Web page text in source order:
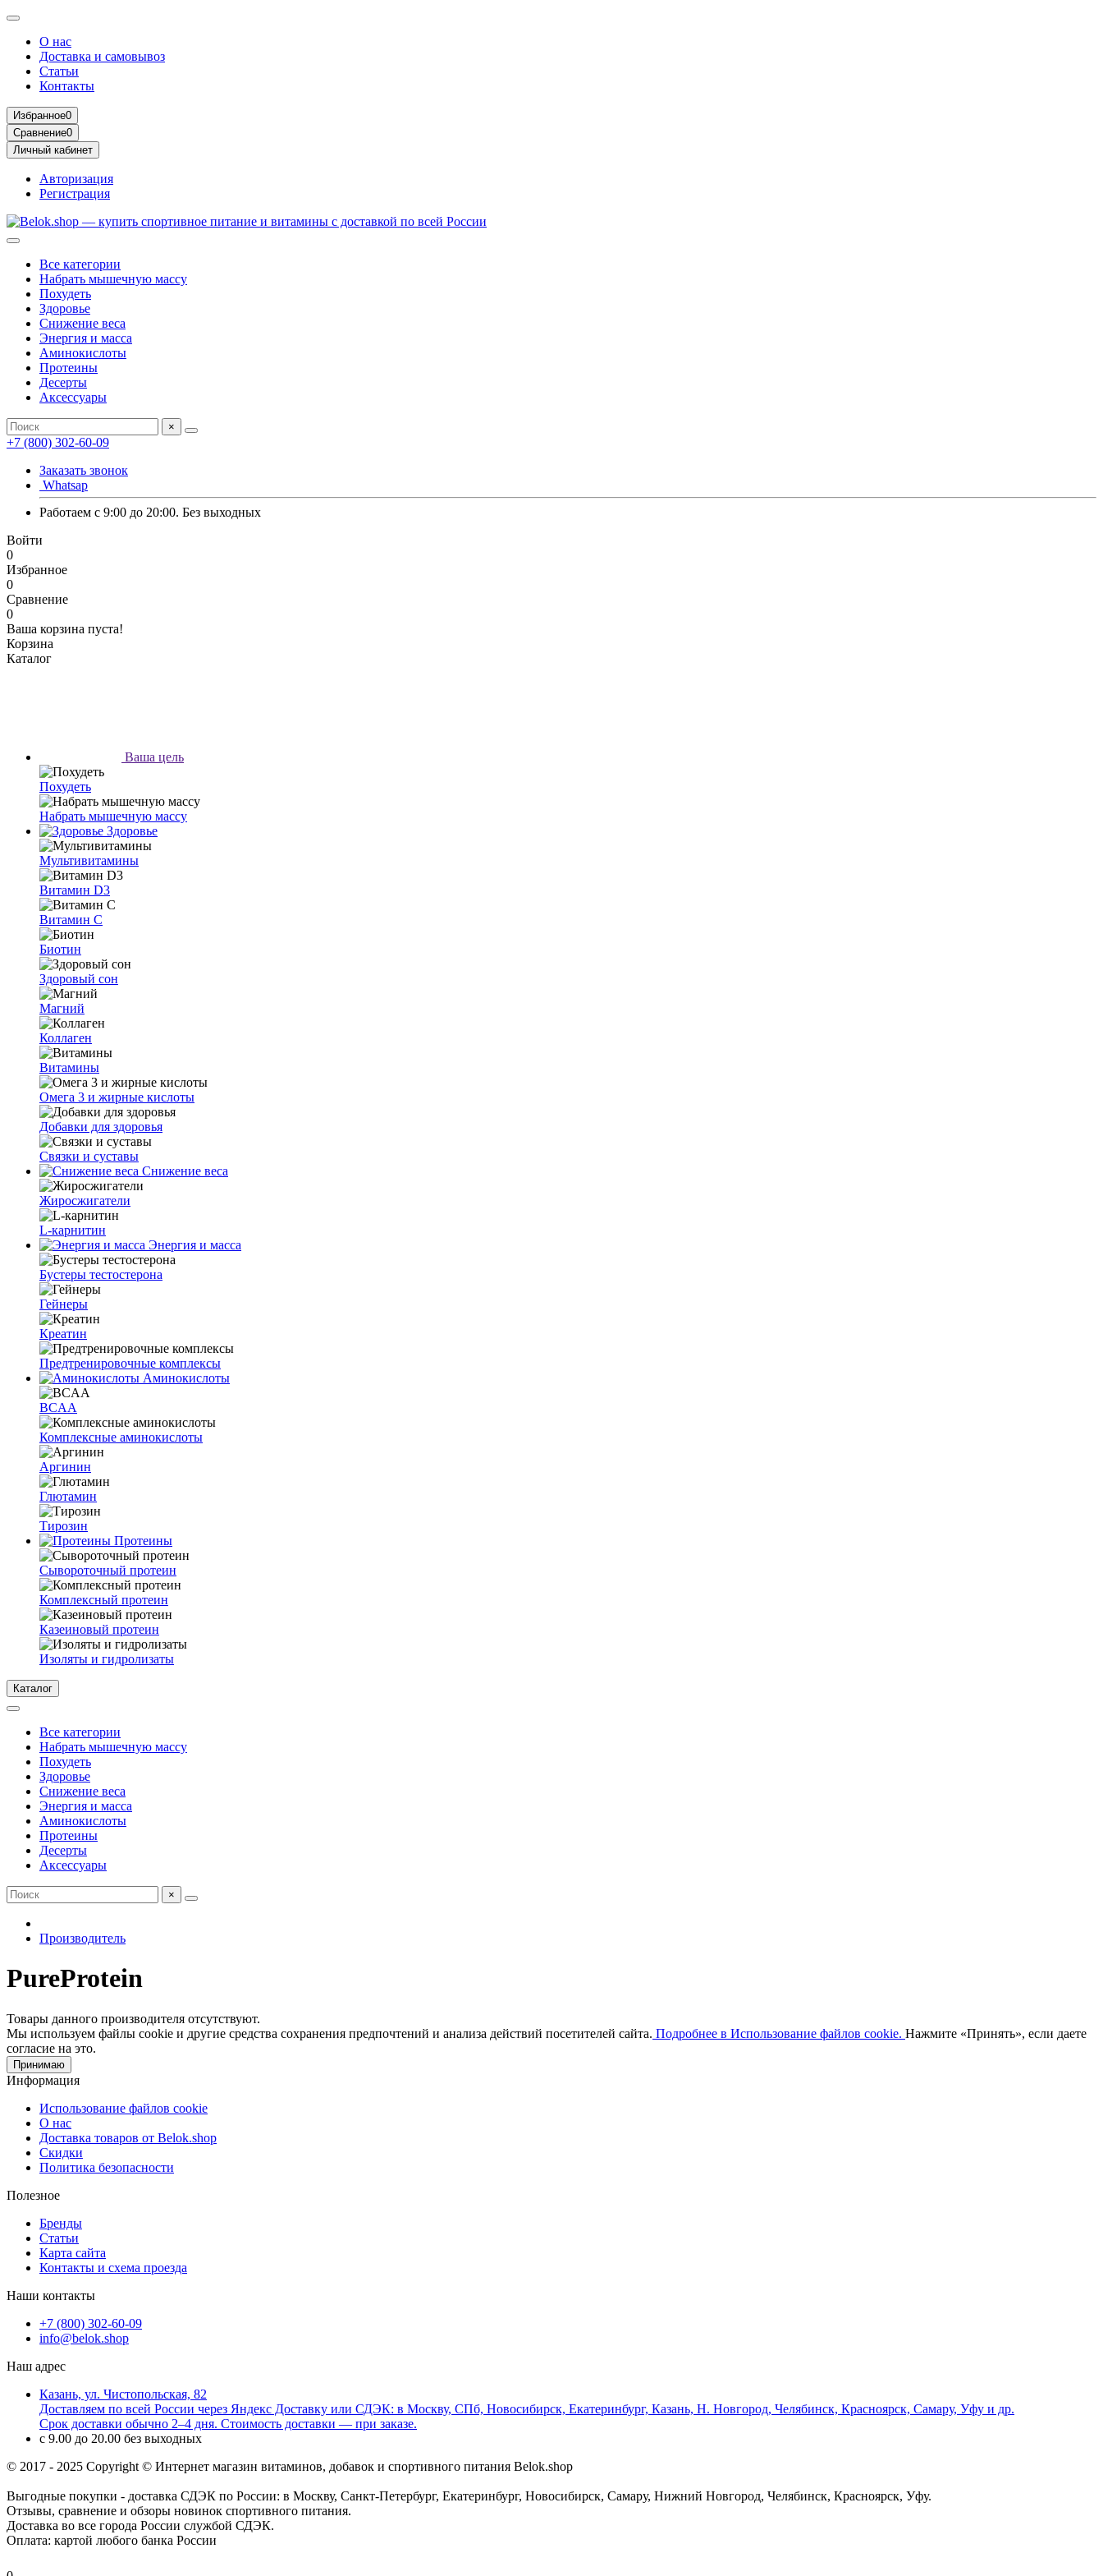
О нас
Доставка и самовывоз
Статьи
Контакты
Избранное0
Сравнение0
Личный кабинет
Авторизация
Регистрация
Все категории
Набрать мышечную массу
Похудеть
Здоровье
Снижение веса
Энергия и масса
Аминокислоты
Протеины
Десерты
Аксессуары
×
+7 (800) 302-60-09
Заказать звонок
Whatsap
Работаем с 9:00 до 20:00. Без выходных
Войти
0
Избранное
0
Сравнение
0
Ваша корзина пуста!
Корзина
Каталог
Ваша цель
Похудеть
Набрать мышечную массу
Здоровье
Мультивитамины
Витамин D3
Витамин C
Биотин
Здоровый сон
Магний
Коллаген
Витамины
Омега 3 и жирные кислоты
Добавки для здоровья
Связки и суставы
Снижение веса
Жиросжигатели
L‑карнитин
Энергия и масса
Бустеры тестостерона
Гейнеры
Креатин
Предтренировочные комплексы
Аминокислоты
BCAA
Комплексные аминокислоты
Аргинин
Глютамин
Тирозин
Протеины
Сывороточный протеин
Комплексный протеин
Казеиновый протеин
Изоляты и гидролизаты
Каталог
Все категории
Набрать мышечную массу
Похудеть
Здоровье
Снижение веса
Энергия и масса
Аминокислоты
Протеины
Десерты
Аксессуары
×
Производитель
PureProtein
Товары данного производителя отсутствуют.
Мы используем файлы cookie и другие средства сохранения предпочтений и анализа действий посетителей сайта. Подробнее в Использование файлов cookie. Нажмите «Принять», если даете
согласие на это.
Принимаю
Информация
Использование файлов cookie
О нас
Доставка товаров от Belok.shop
Скидки
Политика безопасности
Полезное
Бренды
Статьи
Карта сайта
Контакты и схема проезда
Наши контакты
+7 (800) 302-60-09
info@belok.shop
Наш адрес
Казань, ул. Чистопольская, 82
Доставляем по всей России через Яндекс Доставку или СДЭК: в Москву, СПб, Новосибирск, Екатеринбург, Казань, Н. Новгород, Челябинск, Красноярск, Самару, Уфу и др.
Срок доставки обычно 2–4 дня. Стоимость доставки — при заказе.
с 9.00 до 20.00 без выходных
© 2017 - 2025 Copyright © Интернет магазин витаминов, добавок и спортивного питания Belok.shop
Выгодные покупки - доставка СДЭК по России: в Москву, Санкт-Петербург, Екатеринбург, Новосибирск, Самару, Нижний Новгород, Челябинск, Красноярск, Уфу.
Отзывы, сравнение и обзоры новинок спортивного питания.
Доставка во все города России службой СДЭК.
Оплата: картой любого банка России